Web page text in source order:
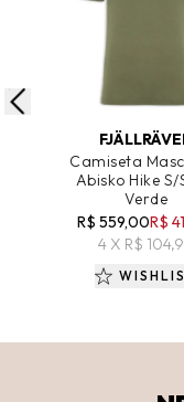
ADICIONAR AO
Camiseta
Abisko Hike S/
Verde
R$ 559,00R$
4 X R$